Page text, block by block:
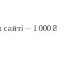
— 1 000 ₴